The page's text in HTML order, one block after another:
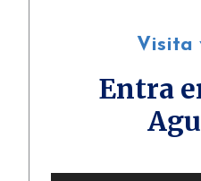
Visita
Entra